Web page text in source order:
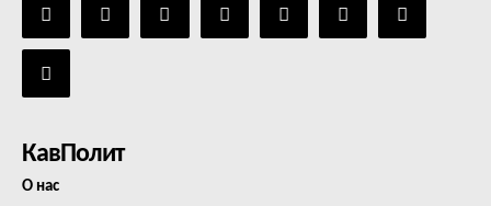
КавПолит
О нас